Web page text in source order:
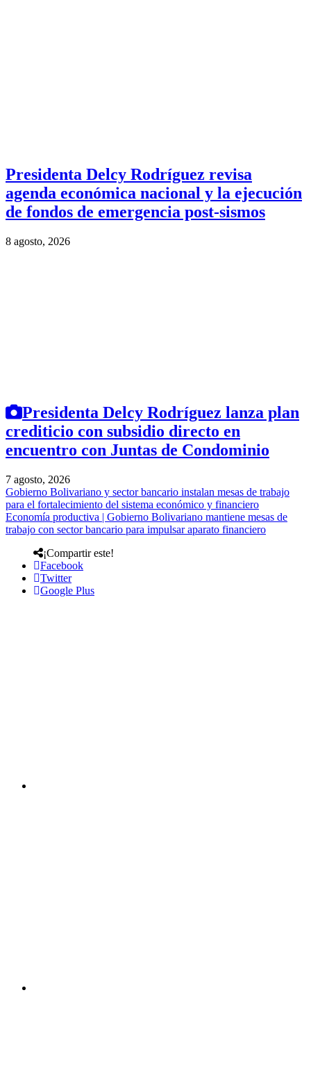
Presidenta Delcy Rodríguez revisa
agenda económica nacional y la ejecución
de fondos de emergencia post-sismos
8 agosto, 2026
Presidenta Delcy Rodríguez lanza plan
crediticio con subsidio directo en
encuentro con Juntas de Condominio
7 agosto, 2026
Gobierno Bolivariano y sector bancario instalan mesas de trabajo
para el fortalecimiento del sistema económico y financiero
Economía productiva | Gobierno Bolivariano mantiene mesas de
trabajo con sector bancario para impulsar aparato financiero
¡Compartir este!
Facebook
Twitter
Google Plus